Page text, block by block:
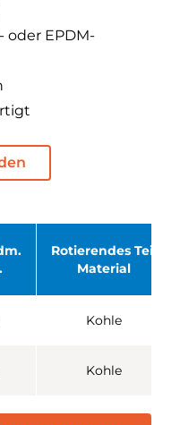
oder EPDM-
Rotierendes Teil
Material
Kohle
Kohle